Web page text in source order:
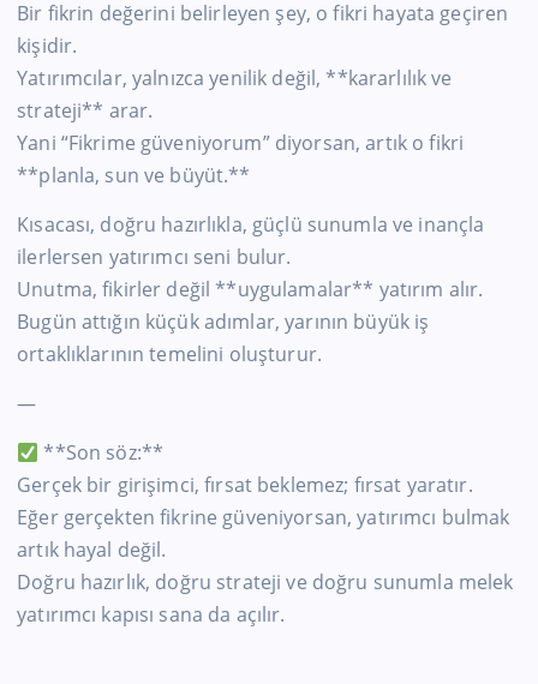
Bir fikrin değerini belirleyen şey, o fikri hayata geçiren
kişidir.
Yatırımcılar, yalnızca yenilik değil, **kararlılık ve
strateji** arar.
Yani “Fikrime güveniyorum” diyorsan, artık o fikri
**planla, sun ve büyüt.**
Kısacası, doğru hazırlıkla, güçlü sunumla ve inançla
ilerlersen yatırımcı seni bulur.
Unutma, fikirler değil **uygulamalar** yatırım alır.
Bugün attığın küçük adımlar, yarının büyük iş
ortaklıklarının temelini oluşturur.
—
**Son söz:**
Gerçek bir girişimci, fırsat beklemez; fırsat yaratır.
Eğer gerçekten fikrine güveniyorsan, yatırımcı bulmak
artık hayal değil.
Doğru hazırlık, doğru strateji ve doğru sunumla melek
yatırımcı kapısı sana da açılır.